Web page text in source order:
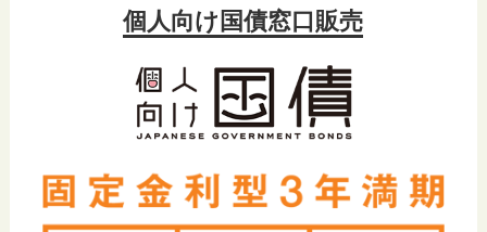
個人向け国債窓口販売